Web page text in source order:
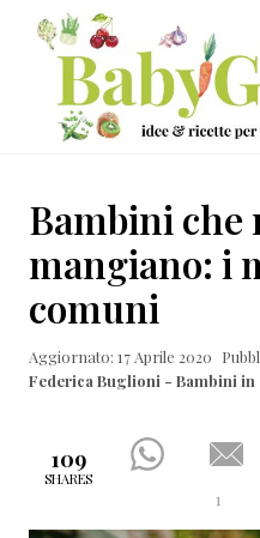
Menu
Passa
contenuto
principale
Passa
laterale
primaria
Passa
ricette
per
famiglie
(quasi)
green
Bambini che
mangiano: i
comuni
Aggiornato: 17 Aprile 2020
Federica Buglioni - Bambini in
109
SHARES
1